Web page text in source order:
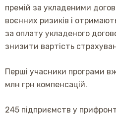
премій за укладеними
воєнних ризиків і
за оплату укладеного
знизити вартість
Перші учасники програми
млн грн компенсацій.
245 підприємств у